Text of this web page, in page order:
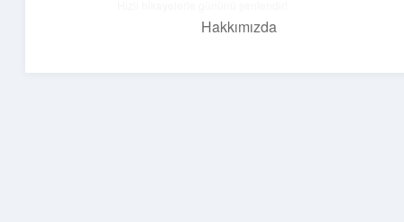
Hakkımızda